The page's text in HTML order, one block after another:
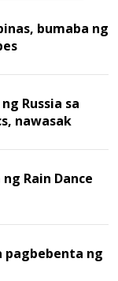
bumaba ng
Russia sa
nawasak
Rain Dance
pagbebenta ng